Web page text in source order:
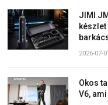
JIMI
2026-07-
Okos
V6,